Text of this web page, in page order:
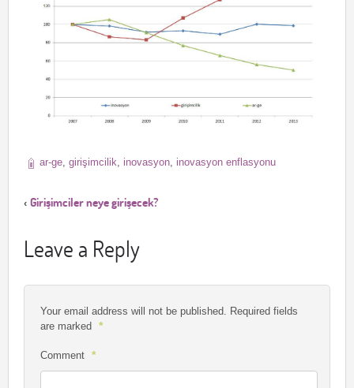
ar-ge, girişimcilik, inovasyon, inovasyon enflasyonu
‹ Girişimciler neye girişecek?
Leave a Reply
Your email address will not be published. Required fields
are marked
*
Comment *